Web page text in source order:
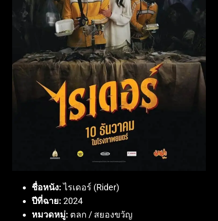
ชื่อหนัง: ไรเดอร์ (Rider)
ปีที่ฉาย: 2024
หมวดหมู่: ตลก / สยองขวัญ